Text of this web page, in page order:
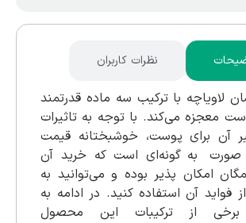
نظرات کاربران
لاویاچه با ترکیب سه ماده قدرتمند
معجزه می‌کند. با توجه به تاثیرات
آن برای پوست، خوشبختانه قیمت
صورت به گونه‌ای است که خرید آن
امکان پذیر بوده و می‌توانید به
فواید آن استفاده کنید. در ادامه به
برخی از ترکیبات این محصول